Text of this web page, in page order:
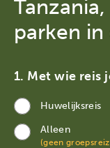
parken in
Met wie reis
Huwelijksreis
Alleen
(geen